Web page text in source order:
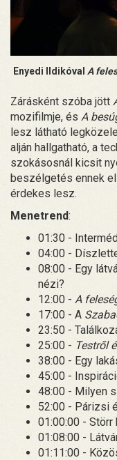
Enyedi Ildikóval A
Zárásként szóba jött
mozifilmje, és A
lesz látható
alján hallgatható, a
szokásosnál kicsit
beszélgetés ennek
érdekes lesz.
Menetrend:
01:30 -
04:00 -
08:00 - Egy
nézi?
12:00 - A
17:00 - A
23:50 -
25:00 - Testről
38:00 - Egy
45:00 -
48:00 - Milyen
52:00 - Párizsi
01:00:00 - Störr
01:08:00 -
01:11:00 -